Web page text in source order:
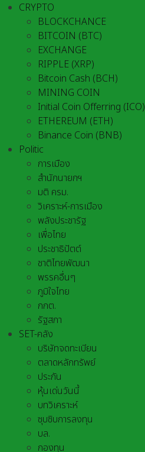
CRYPTO
BLOCKCHANCE
BITCOIN (BTC)
EXCHANGE
RIPPLE (XRP)
Bitcoin Cash (BCH)
MINING COIN
Initial Coin Offerring (ICO)
ETHEREUM (ETH)
Binance Coin (BNB)
Politic
การเมือง
สำนักนายกฯ
มติ ครม.
วิเคราะห์-การเมือง
พลังประชารัฐ
เพื่อไทย
ประชาธิปัตต์
ชาติไทยพัฒนา
พรรคอื่นๆ
ภูมิใจไทย
กกต.
รัฐสภา
SET-คลัง
บริษัทจดทะเบียน
ตลาดหลักทรัพย์
ประกัน
หุ้นเด่นวันนี้
บทวิเคราะห์
ซุบซิบการลงทุน
บล.
กองทุน